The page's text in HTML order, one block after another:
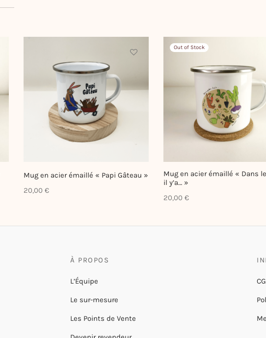
Mug en acier émaillé « Papi Gâteau »
20,00 €
Out of Stock
Mug en acier émaillé « Dans
il y’a… »
20,00 €
À PROPOS
L’Équipe
Le sur-mesure
Les Points de Vente